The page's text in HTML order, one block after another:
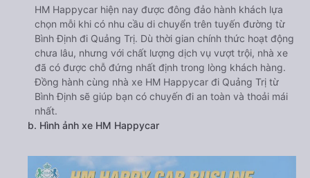
HM Happycar hiện nay được đông đảo hành khách lựa
chọn mỗi khi có nhu cầu di chuyển trên tuyến đường từ
Bình Định đi Quảng Trị. Dù thời gian chính thức hoạt động
chưa lâu, nhưng với chất lượng dịch vụ vượt trội, nhà xe
đã có được chỗ đứng nhất định trong lòng khách hàng.
Đồng hành cùng nhà xe HM Happycar đi Quảng Trị từ
Bình Định sẽ giúp bạn có chuyến đi an toàn và thoải mái
nhất.
b. Hình ảnh xe HM Happycar